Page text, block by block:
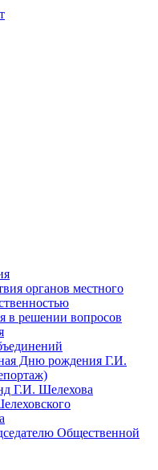
органов местного
в решении вопросов
Дню рождения Г.И.
Г.И. Шелехова
Общественной